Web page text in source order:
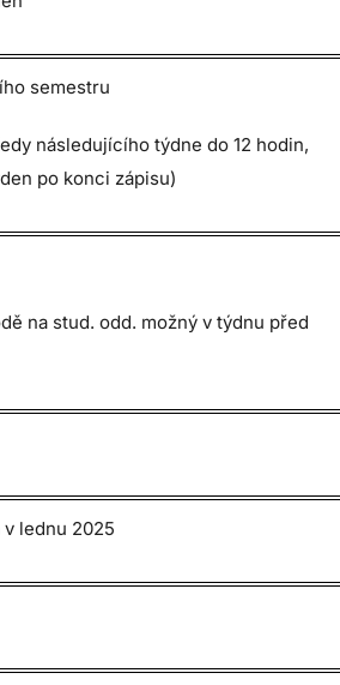
semestru
následujícího týdne do 12 hodin,
po konci zápisu)
na stud. odd. možný v týdnu před
lednu 2025